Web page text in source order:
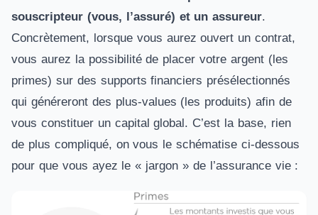
souscripteur (vous, l’assuré) et un assureur.
Concrètement, lorsque vous aurez ouvert un contrat,
vous aurez la possibilité de placer votre argent (les
primes) sur des supports financiers présélectionnés
qui généreront des plus-values (les produits) afin de
vous constituer un capital global. C’est la base, rien
de plus compliqué, on vous le schématise ci-dessous
pour que vous ayez le « jargon » de l’assurance vie :